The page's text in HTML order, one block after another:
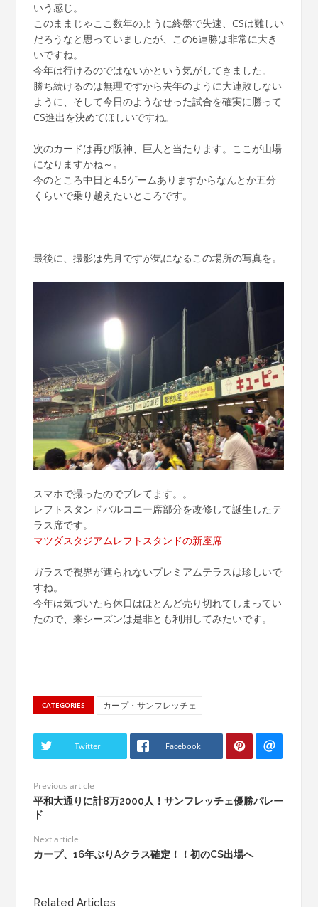
いう感じ。
このままじゃここ数年のように終盤で失速、CSは難しい
だろうなと思っていましたが、この6連勝は非常に大き
いですね。
今年は行けるのではないかという気がしてきました。
勝ち続けるのは無理ですから去年のように大連敗しない
ように、そして今日のようなせった試合を確実に勝って
CS進出を決めてほしいですね。
次のカードは再び阪神、巨人と当たります。ここが山場
になりますかね～。
今のところ中日と4.5ゲームありますからなんとか五分
くらいで乗り越えたいところです。
最後に、撮影は先月ですが気になるこの場所の写真を。
スマホで撮ったのでブレてます。。
レフトスタンドバルコニー席部分を改修して誕生したテ
ラス席です。
マツダスタジアムレフトスタンドの新座席
ガラスで視界が遮られないプレミアムテラスは珍しいで
すね。
今年は気づいたら休日はほとんど売り切れてしまってい
たので、来シーズンは是非とも利用してみたいです。
CATEGORIES カープ・サンフレッチェ
Twitter Facebook
Previous article
平和大通りに計8万2000人！サンフレッチェ優勝パレー
ド
Next article
カープ、16年ぶりAクラス確定！！初のCS出場へ
Related Articles